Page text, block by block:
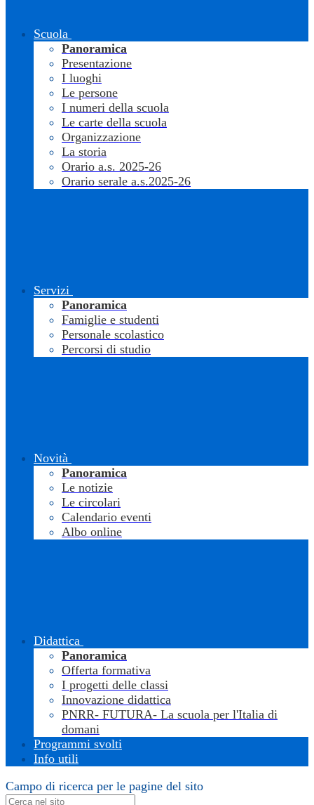
Scuola
Panoramica
Presentazione
I luoghi
Le persone
I numeri della scuola
Le carte della scuola
Organizzazione
La storia
Orario a.s. 2025-26
Orario serale a.s.2025-26
Servizi
Panoramica
Famiglie e studenti
Personale scolastico
Percorsi di studio
Novità
Panoramica
Le notizie
Le circolari
Calendario eventi
Albo online
Didattica
Panoramica
Offerta formativa
I progetti delle classi
Innovazione didattica
PNRR- FUTURA- La scuola per l'Italia di
domani
Programmi svolti
Info utili
Campo di ricerca per le pagine del sito